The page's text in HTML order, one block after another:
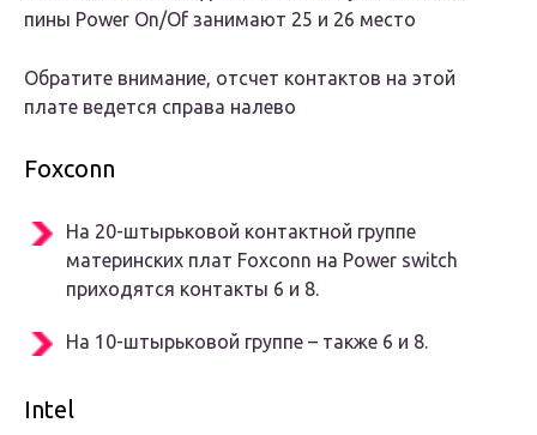
пины Power On/Of занимают 25 и 26 место
Обратите внимание, отсчет контактов на этой
плате ведется справа налево
Foxconn
На 20-штырьковой контактной группе
материнских плат Foxconn на Power switch
приходятся контакты 6 и 8.
На 10-штырьковой группе – также 6 и 8.
Intel